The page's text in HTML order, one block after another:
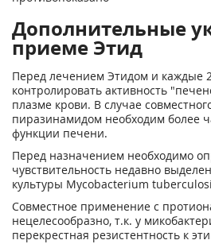
Дополнительные
приеме Этид
Перед лечением Этидом и каждые
контролировать активность
плазме крови. В случае
пиразинамидом необходим более
функции печени.
Перед назначением необходимо
чувствительность недавно
культуры Mycobacterium
Совместное применение с
нецелесообразно, т.к. у
перекрестная резистентность к